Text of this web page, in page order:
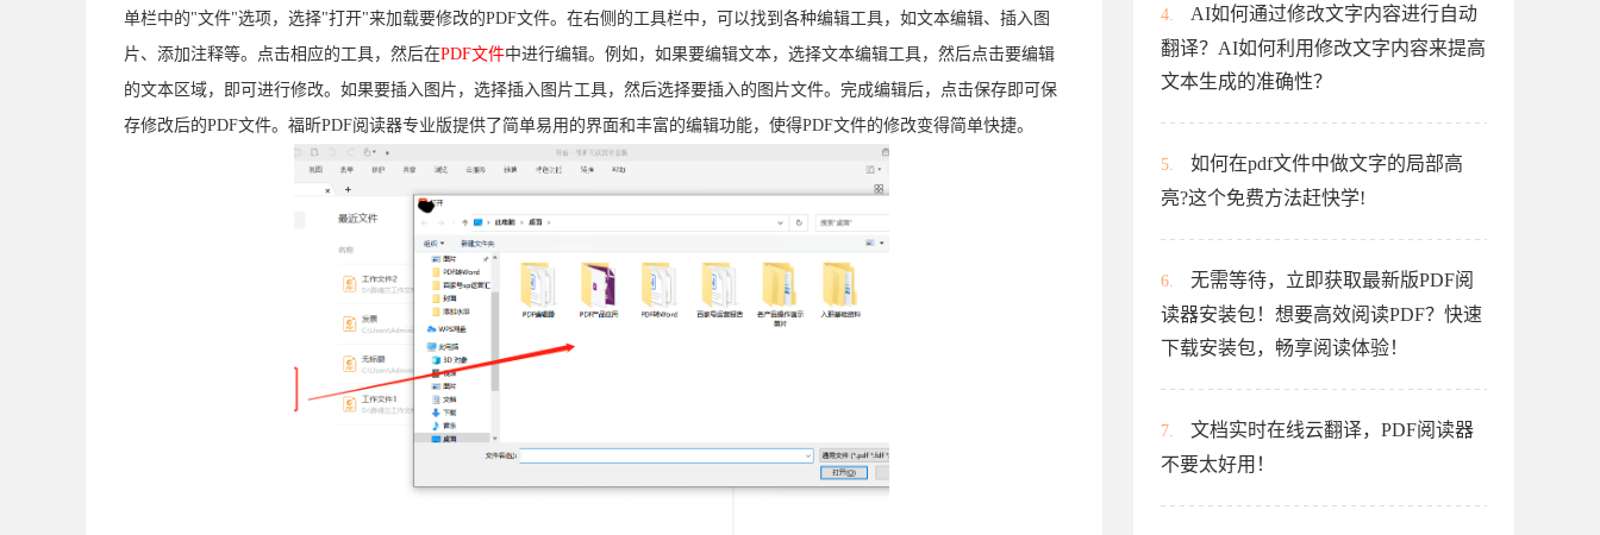
单栏中的"文件"选项，选择"打开"来加载要修改的PDF文件。在右侧的工具栏中，可以找到各种编辑工具，如文本编辑、插入图
片、添加注释等。点击相应的工具，然后在PDF文件中进行编辑。例如，如果要编辑文本，选择文本编辑工具，然后点击要编辑
的文本区域，即可进行修改。如果要插入图片，选择插入图片工具，然后选择要插入的图片文件。完成编辑后，点击保存即可保
存修改后的PDF文件。福昕PDF阅读器专业版提供了简单易用的界面和丰富的编辑功能，使得PDF文件的修改变得简单快捷。
4.
AI如何通过修改文字内容进行自动
翻译？AI如何利用修改文字内容来提高
文本生成的准确性？
5.
如何在pdf文件中做文字的局部高
亮?这个免费方法赶快学!
6.
无需等待，立即获取最新版PDF阅
读器安装包！想要高效阅读PDF？快速
下载安装包，畅享阅读体验！
7.
文档实时在线云翻译，PDF阅读器
不要太好用！